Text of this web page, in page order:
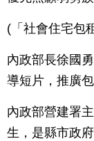
(「社會住宅包
內政部長徐國
導短片，推廣
內政部營建署
生，是縣市政